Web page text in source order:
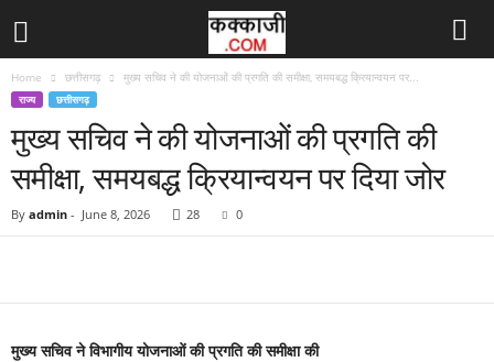
Home छत्तीसगढ़ मुख्य सचिव ने की योजनाओं की प्रगति की समीक्षा, समयबद्ध क्रियान्वयन पर...
राज्य छत्तीसगढ़
मुख्य सचिव ने की योजनाओं की प्रगति की
समीक्षा, समयबद्ध क्रियान्वयन पर दिया जोर
By admin - June 8, 2026 28 0
मुख्य सचिव ने विभागीय योजनाओं की प्रगति की समीक्षा की